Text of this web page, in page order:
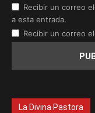
Recibir un correo
a esta entrada.
Recibir un correo
La Divina Pastora